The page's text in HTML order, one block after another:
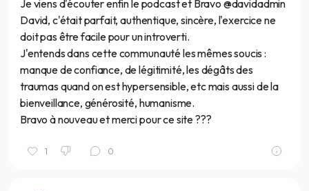
Je viens d'écouter enfin le podcast et Bravo @davidadmin
David, c'était parfait, authentique, sincère, l'exercice ne
doit pas être facile pour un introverti.
J'entends dans cette communauté les mêmes soucis :
manque de confiance, de légitimité, les dégâts des
traumas quand on est hypersensible, etc mais aussi de la
bienveillance, générosité, humanisme.
Bravo à nouveau et merci pour ce site ???
1 0